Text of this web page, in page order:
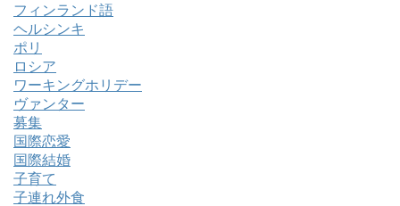
フィンランド語
ヘルシンキ
ポリ
ロシア
ワーキングホリデー
ヴァンター
募集
国際恋愛
国際結婚
子育て
子連れ外食